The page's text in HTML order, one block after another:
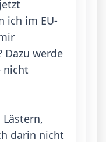
ich im EU-
Dazu werde
nicht
darin nicht